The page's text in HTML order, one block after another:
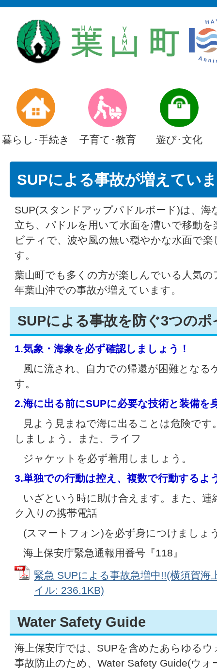
暮らし･手続き 子育て･教育 遊び･文化
SUPによる事故が増えてい
SUP(スタンドアップパドルボード)は、海
立ち、パドルを用いて水面を漕いで移動
ビティで、波や風の無い穏やかな水面で
す。
葉山町でも多くの方が楽しんでいる人気
年葉山沖での事故が増えています。
SUPによる事故を防ぐ3つのポ
1.気象・海象を必ず確認しましょう！
風に流され、自力での帰還が困難となる
す。
2.海に出る前にSUPに必要な技術と装備を
見よう見まねで海に出ることは危険です
しましょう。また、ライフ
ジャケットを必ず着用しましょう。
3.単独での行動は控え、複数で行動するよ
いざという時に助け合えます。また、連
ク入りの携帯電話
(スマートフォン)を必ず身につけましょ
海上保安庁緊急通報用番号『118』
緊急 SUPによる事故急増中!!(横須賀海
イル: 236.1KB)
Water Safety Guide
海上保安庁では、SUPを含めたあらゆる
事故防止のため、Water Safety Guide(ウ